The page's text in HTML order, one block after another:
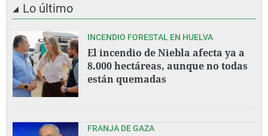
Lo último
INCENDIO FORESTAL EN HUELVA
El incendio de Niebla afecta ya a
8.000 hectáreas, aunque no todas
están quemadas
FRANJA DE GAZA